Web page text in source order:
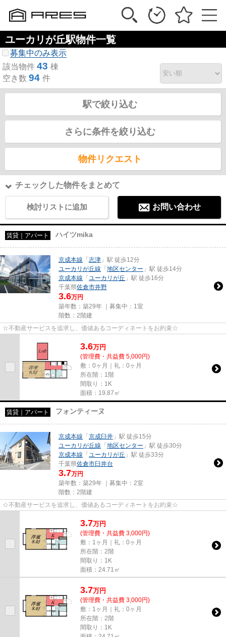
ユーカリが丘駅物件一覧
募集中のみ表示
該当物件 43 棟
空き数 94 件
駅で絞り込む
さらに条件を絞り込む
物件リクエスト
チェックした物件をまとめて
検討リストに追加 お問い合わせ
賃貸｜アパート ハイツmika
京成本線 「志津 」駅 徒歩12分
ユーカリが丘線 「地区センター 」駅 徒歩14分
京成本線 「 ユーカリが丘 」駅 徒歩16分
千葉県佐倉市井野
3.6万円
築年数：築29年 ｜募集中： 1室
階数：2階建
☆不動産サービスを追求し、価値あるコーディネートをお約束☆
3.6万円
(管理費・共益費 5,000円)
敷：0ヶ月｜礼：0ヶ月
所在階：1階
間取り：1K
面積：19.87㎡
賃貸｜アパート フォンティーヌ
京成本線 「京成臼井 」駅 徒歩15分
ユーカリが丘線 「地区センター 」駅 徒歩30分
京成本線 「 ユーカリが丘 」駅 徒歩33分
千葉県佐倉市臼井台
3.7万円
築年数：築29年 ｜募集中： 2室
階数：2階建
☆不動産サービスを追求し、価値あるコーディネートをお約束☆
3.7万円
(管理費・共益費 3,000円)
敷：1ヶ月｜礼：0ヶ月
所在階：2階
間取り：1K
面積：24.71㎡
3.7万円
(管理費・共益費 3,000円)
敷：1ヶ月｜礼：0ヶ月
所在階：2階
間取り：1K